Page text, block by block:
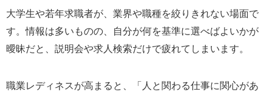
大学生や若年求職者が、業界や職種を絞りきれない場面で
す。情報は多いものの、自分が何を基準に選べばよいかが
曖昧だと、説明会や求人検索だけで疲れてしまいます。
職業レディネスが高まると、「人と関わる仕事に関心があ